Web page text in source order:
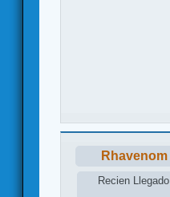
Rhavenom
Recien Llegado